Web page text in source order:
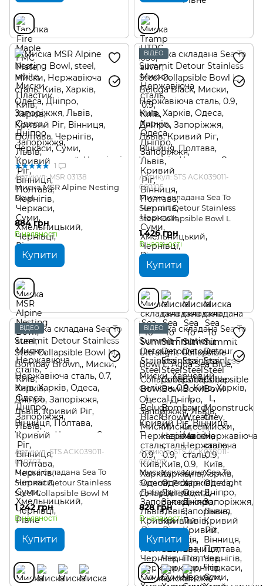
1
Артикул: MSR 03138
Миска MSR Alpine Nesting
Bowl
884 грн
В наявності
Купити
ВІДЕО
Артикул: STS ACK039011-
060105
Миска складана Sea To
Summit Detour Stainless
Steel Collapsible Bowl L
1 426 грн
В наявності
Купити
ВІДЕО
Артикул: STS ACK039011-
050303
Миска складана Sea To
Summit Detour Stainless
Steel Collapsible Bowl M
1 242 грн
В наявності
Купити
ВІДЕО
Артикул: STS ACK038011-
060207
Миска складана Sea To
Summit Frontier Ultralight
Collapsible Bowl L
828 грн
В наявності
Купити